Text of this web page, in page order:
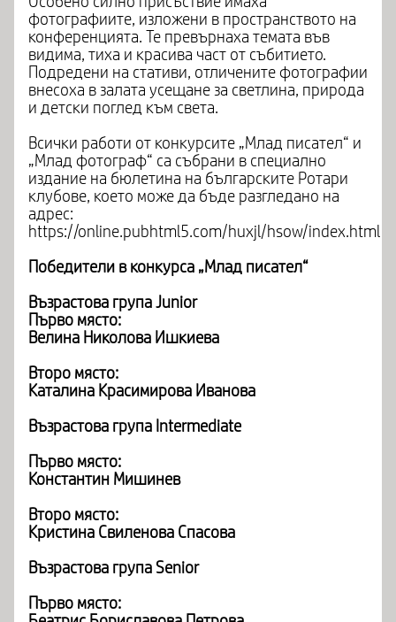
фотографиите, изложени в пространството на
конференцията. Те превърнаха темата във
видима, тиха и красива част от събитието.
Подредени на стативи, отличените фотографии
внесоха в залата усещане за светлина, природа
и детски поглед към света.
Всички работи от конкурсите „Млад писател“ и
„Млад фотограф“ са събрани в специално
издание на бюлетина на българските Ротари
клубове, което може да бъде разгледано на
адрес:
https://online.pubhtml5.com/huxjl/hsow/index.html
Победители в конкурса „Млад писател“
Възрастова група Junior
Първо място:
Велина Николова Ишкиева
Второ място:
Каталина Красимирова Иванова
Възрастова група Intermediate
Първо място:
Константин Мишинев
Второ място:
Кристина Свиленова Спасова
Възрастова група Senior
Първо място: